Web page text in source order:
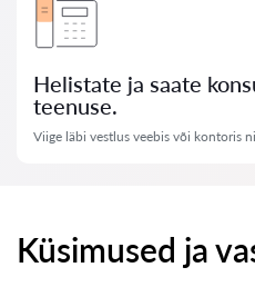
Helistate ja saate
teenuse.
Viige läbi vestlus veebis või kontoris
Küsimused ja